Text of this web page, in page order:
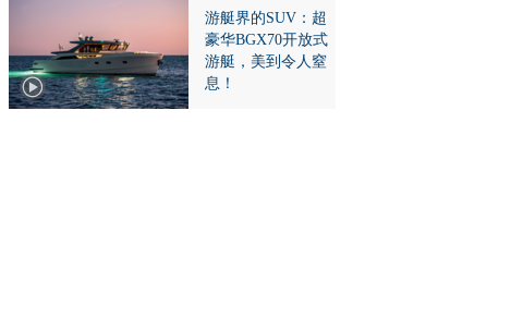
游艇界的SUV：超
豪华BGX70开放式
游艇，美到令人窒
息！